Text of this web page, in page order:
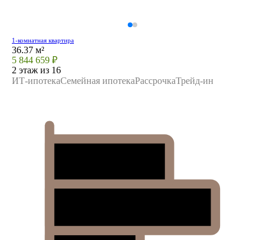
1-комнатная квартира
36.37 м²
5 844 659 ₽
2 этаж из 16
ИТ-ипотекаСемейная ипотекаРассрочкаТрейд-ин